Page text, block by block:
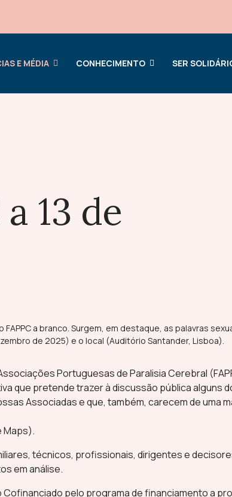
E MÉDIA CONHECIMENTO SER
13 de
Portuguesas de Paralisia Cerebral
que pretende trazer à discussão pública alguns
Associadas e que, também, carecem de uma
Maps).
técnicos, profissionais, dirigentes e
em análise.
pelo programa de financiamento a